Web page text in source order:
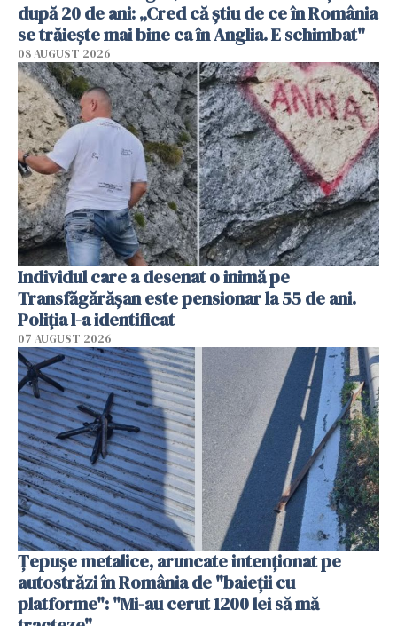
după 20 de ani: „Cred că știu de ce în România
se trăiește mai bine ca în Anglia. E schimbat"
08 AUGUST 2026
Individul care a desenat o inimă pe
Transfăgărășan este pensionar la 55 de ani.
Poliția l-a identificat
07 AUGUST 2026
Țepușe metalice, aruncate intenționat pe
autostrăzi în România de "baieții cu
platforme": "Mi-au cerut 1200 lei să mă